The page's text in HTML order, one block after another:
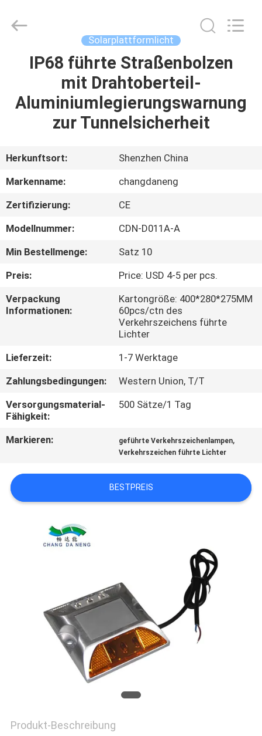
HEIM
PRODUKTE
UNS
TOUR
QUALITÄTSKONTROLLE
KONTAKTIERE
UNS
FÄLLE
FORDERN
SIE
ANGEBOT
AN
ONLINE
SITEMAP
DATENSCHUTZRICHTLINIE
Ltd..
Solarplattformlicht
IP68 führte Straßenbolzen
mit Drahtoberteil-
Aluminiumlegierungswarnung
zur Tunnelsicherheit
Herkunftsort:
Shenzhen China
Markenname:
changdaneng
Zertifizierung:
CE
Modellnummer:
CDN-D011A-A
Min Bestellmenge:
Satz 10
Preis:
Price: USD 4-5 per pcs.
Verpackung
Informationen:
Kartongröße: 400*280*275MM
60pcs/ctn des
Verkehrszeichens führte
Lichter
Lieferzeit:
1-7 Werktage
Zahlungsbedingungen:
Western Union, T/T
Versorgungsmaterial-
Fähigkeit:
500 Sätze/1 Tag
Markieren: geführte Verkehrszeichenlampen,
Verkehrszeichen führte Lichter
BESTPREIS
Produkt-Beschreibung